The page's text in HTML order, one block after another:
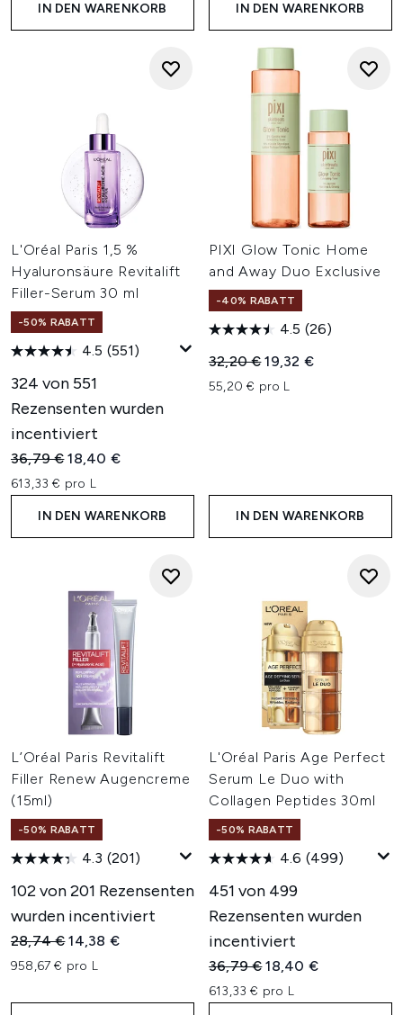
IN DEN WARENKORB IN DEN WARENKORB
L'Oréal Paris 1,5 %
Hyaluronsäure Revitalift
Filler-Serum 30 ml
-50% RABATT
4.5 (551)
324 von 551
Rezensenten wurden
incentiviert
Unverbindliche Preisempfehlung:
36,79 €Aktueller Preis:
18,40 €
613,33 € pro L
IN DEN WARENKORB
PIXI Glow Tonic Home
and Away Duo Exclusive
-40% RABATT
4.5 (26)
Unverbindliche
32,20 €Aktueller Preis:
19,32 €
55,20 € pro L
IN DEN WARENKORB
L’Oréal Paris Revitalift
Filler Renew Augencreme
(15ml)
-50% RABATT
4.3 (201)
102 von 201 Rezensenten
wurden incentiviert
Unverbindliche Preisempfehlung:
28,74 €Aktueller Preis:
14,38 €
958,67 € pro L
L'Oréal Paris Age Perfect
Serum Le Duo with
Collagen Peptides 30ml
-50% RABATT
4.6 (499)
451 von 499
Rezensenten wurden
incentiviert
Unverbindliche
36,79 €Aktueller Preis:
18,40 €
613,33 € pro L